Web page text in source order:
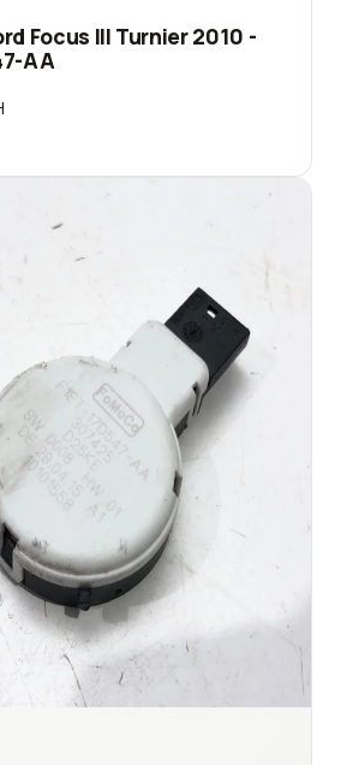
Focus III Turnier 2010 -
AA